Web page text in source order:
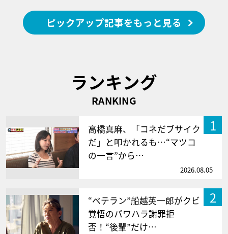
ピックアップ記事をもっと見る
ランキング
RANKING
1
高橋真麻、「コネだブサイク
だ」と叩かれるも…“マツコ
の一言”から…
2026.08.05
2
“ベテラン”船越英一郎がクビ
覚悟のパワハラ謝罪拒
否！“後輩”だけ…